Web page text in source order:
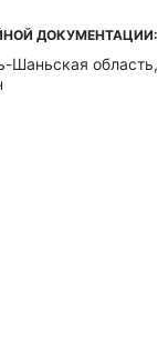
ДОКУМЕНТАЦИИ:
Шаньская область,